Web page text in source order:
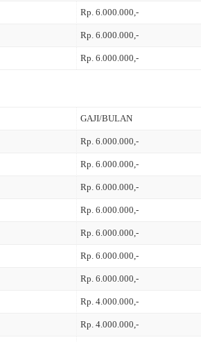
Rp. 6.000.000,-
Rp. 6.000.000,-
Rp. 6.000.000,-
GAJI/BULAN
Rp. 6.000.000,-
Rp. 6.000.000,-
Rp. 6.000.000,-
Rp. 6.000.000,-
Rp. 6.000.000,-
Rp. 6.000.000,-
Rp. 6.000.000,-
Rp. 4.000.000,-
Rp. 4.000.000,-